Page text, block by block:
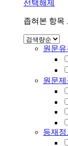
선택해제
좁혀본 항목
원문유
원문제
등재정